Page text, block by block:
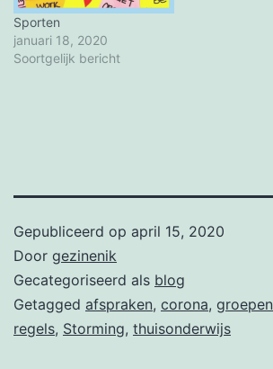
Sporten
januari 18, 2020
Soortgelijk bericht
Gepubliceerd op april 15, 2020
Door gezinenik
Gecategoriseerd als blog
Getagged afspraken, corona, groepen
regels, Storming, thuisonderwijs